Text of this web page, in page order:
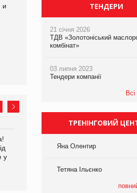
и
у
кампанію «Хто б знав» про
не очікують побачити на
ТЕНДЕРИ
21 січня 2026
ТДВ «Золотоніський
комбінат»
03 липня 2023
Тендери компанії
ТРЕНІНГОВИЙ
Яна Олентир
Тетяна Ільєнко